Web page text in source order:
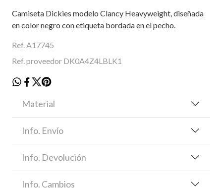
Camiseta Dickies modelo Clancy Heavyweight, diseñada
en color negro con etiqueta bordada en el pecho.
Ref. A17745
Ref. proveedor DK0A4Z4LBLK1
Material
Info. Envío
Info. Devolución
Info. Cambios